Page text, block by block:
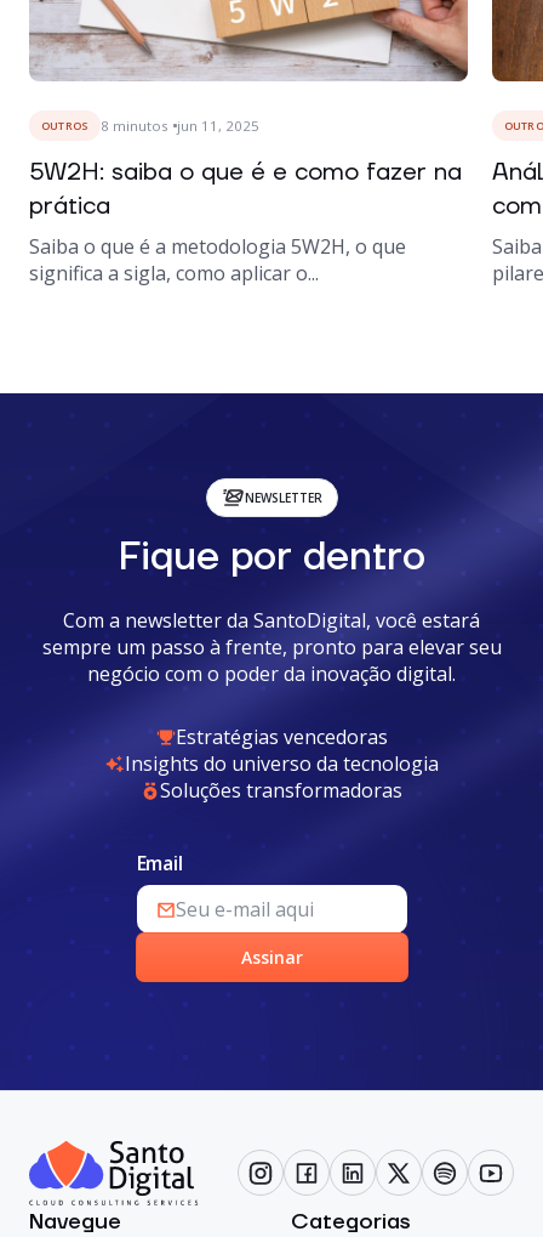
OUTROS 8 minutos jun 11, 2025
5W2H: saiba o que é e como fazer na
prática
Saiba o que é a metodologia 5W2H, o que
significa a sigla, como aplicar o...
NEWSLETTER
Fique por dentro
Com a newsletter da SantoDigital, você estará
sempre um passo à frente, pronto para elevar seu
negócio com o poder da inovação digital.
Estratégias vencedoras
Insights do universo da tecnologia
Soluções transformadoras
Email
Assinar
Navegue Categorias